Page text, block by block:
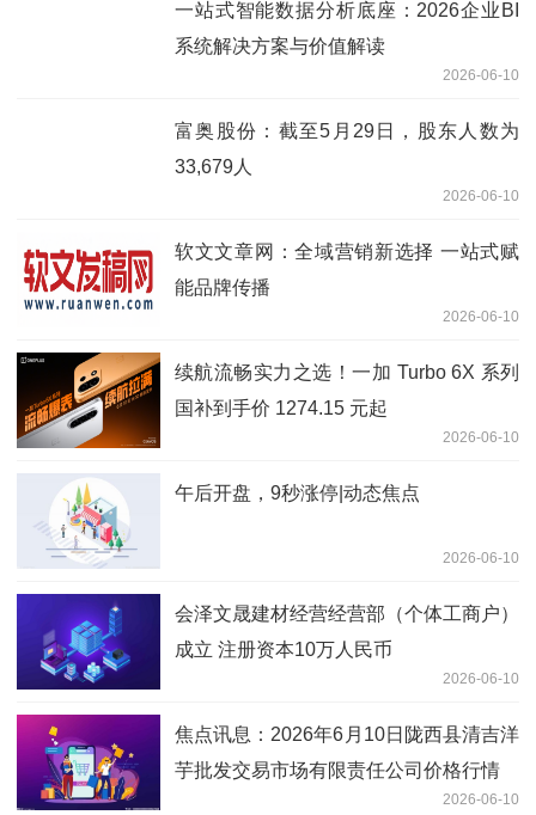
一站式智能数据分析底座：2026企业BI
系统解决方案与价值解读
2026-06-10
富奥股份：截至5月29日，股东人数为
33,679人
2026-06-10
软文文章网：全域营销新选择 一站式赋
能品牌传播
2026-06-10
续航流畅实力之选！一加 Turbo 6X 系列
国补到手价 1274.15 元起
2026-06-10
午后开盘，9秒涨停|动态焦点
2026-06-10
会泽文晟建材经营经营部（个体工商户）
成立 注册资本10万人民币
2026-06-10
焦点讯息：2026年6月10日陇西县清吉洋
芋批发交易市场有限责任公司价格行情
2026-06-10